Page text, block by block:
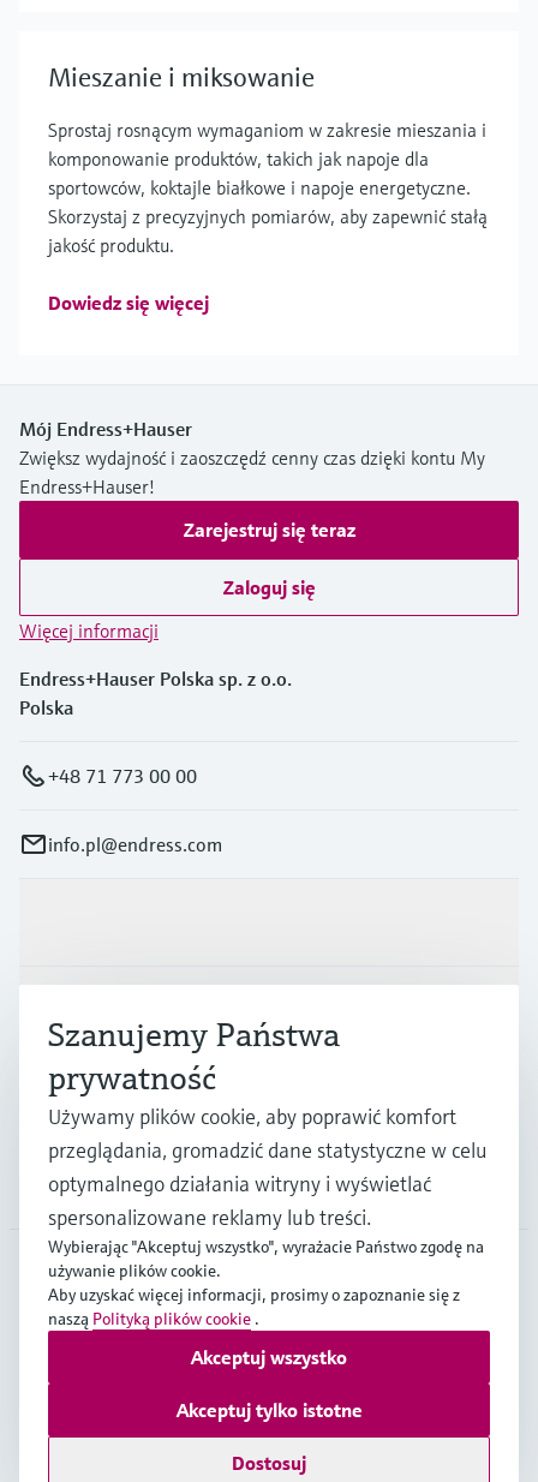
Mieszanie i miksowanie
Sprostaj rosnącym wymaganiom w zakresie mieszania i
komponowanie produktów, takich jak napoje dla
sportowców, koktajle białkowe i napoje energetyczne.
Skorzystaj z precyzyjnych pomiarów, aby zapewnić stałą
jakość produktu.
Dowiedz się więcej
Mój Endress+Hauser
Zwiększ wydajność i zaoszczędź cenny czas dzięki kontu My
Endress+Hauser!
Zarejestruj się teraz
Zaloguj się
Więcej informacji
Endress+Hauser Polska sp. z o.o.
Polska
+48 71 773 00 00
info.pl@endress.com
Wsparcie
O firmie
POL•Polski
Copyright © Endress+Hauser Group Services AG
Strony internetowe Endress+Hauser
Ogólne Warunki Sprzedaży Endress+Hauser
Szanujemy Państwa
prywatność
Używamy plików cookie, aby poprawić komfort
przeglądania, gromadzić dane statystyczne w celu
optymalnego działania witryny i wyświetlać
spersonalizowane reklamy lub treści.
Wybierając "Akceptuj wszystko", wyrażacie Państwo zgodę na
używanie plików cookie.
Aby uzyskać więcej informacji, prosimy o zapoznanie się z
naszą Polityką plików cookie .
Dostosuj
Akceptuj tylko istotne
Akceptuj wszystko